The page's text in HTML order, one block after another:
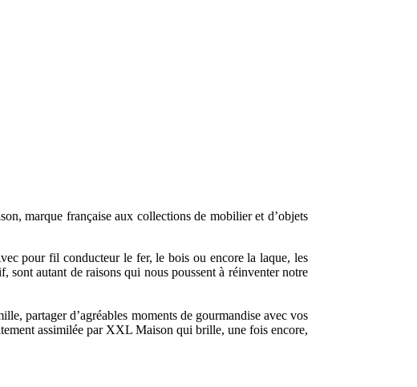
marque française aux collections de mobilier et d’objets
pour fil conducteur le fer, le bois ou encore la laque, les
sont autant de raisons qui nous poussent à réinventer notre
partager d’agréables moments de gourmandise avec vos
assimilée par XXL Maison qui brille, une fois encore,